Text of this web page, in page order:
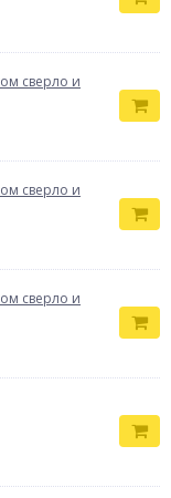
сверло и
сверло и
сверло и